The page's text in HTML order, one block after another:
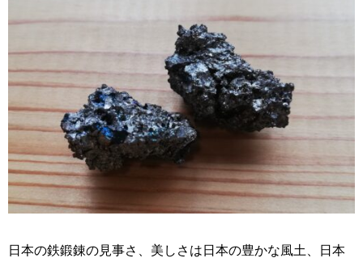
日本の鉄鍛錬の見事さ、美しさは日本の豊かな風土、日本